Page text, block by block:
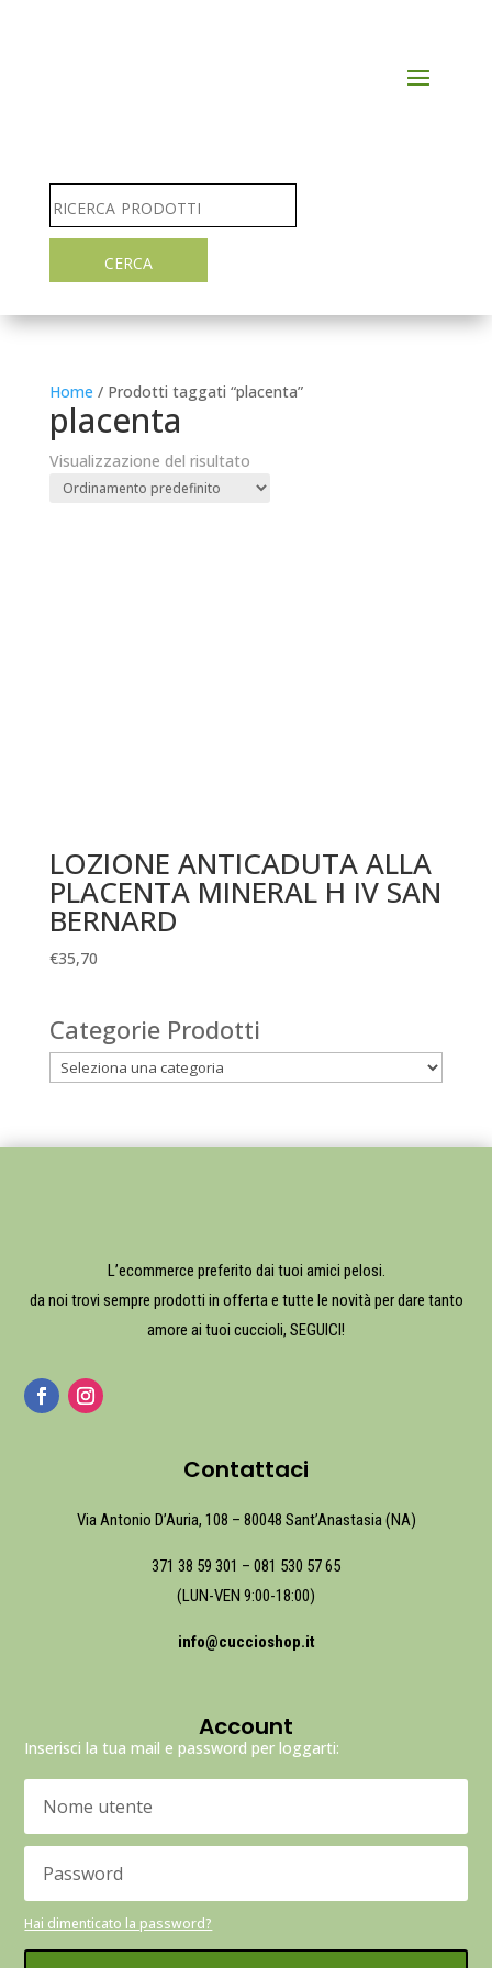
Home / Prodotti taggati “placenta”
placenta
Visualizzazione del risultato
LOZIONE ANTICADUTA ALLA
PLACENTA MINERAL H IV SAN
BERNARD
€35,70
Categorie Prodotti
L’ecommerce preferito dai tuoi amici pelosi.
da noi trovi sempre prodotti in offerta e tutte le novità per dare tanto
amore ai tuoi cuccioli, SEGUICI!
Contattaci
Via Antonio D’Auria, 108 – 80048 Sant’Anastasia (NA)
371 38 59 301 – 081 530 57 65
(LUN-VEN 9:00-18:00)
info@cuccioshop.it
Account
Inserisci la tua mail e password per loggarti:
Hai dimenticato la password?